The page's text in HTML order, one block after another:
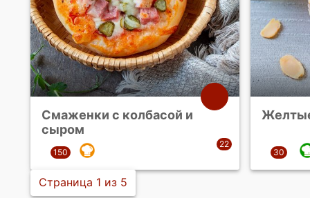
Смаженки с колбасой и
сыром
Страница 1 из 5